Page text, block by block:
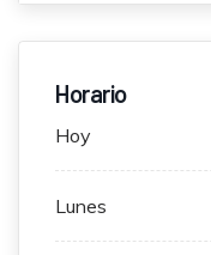
Horario
Hoy
Lunes